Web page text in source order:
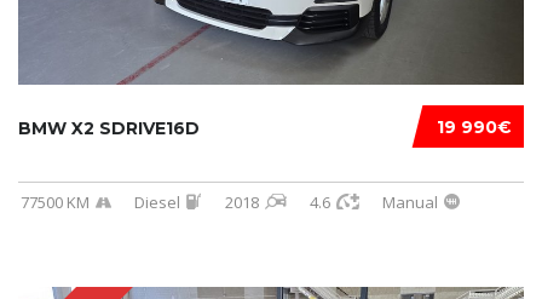
19 990€
BMW X2 SDRIVE16D
77500 KM Diesel 2018 4.6 Manual